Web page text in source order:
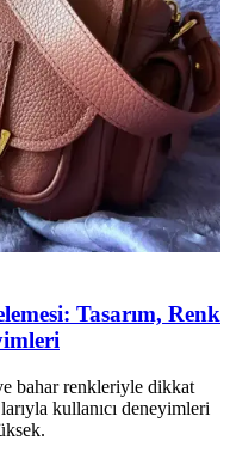
Tasarım, Renk
bahar renkleriyle dikkat
kullanıcı deneyimleri